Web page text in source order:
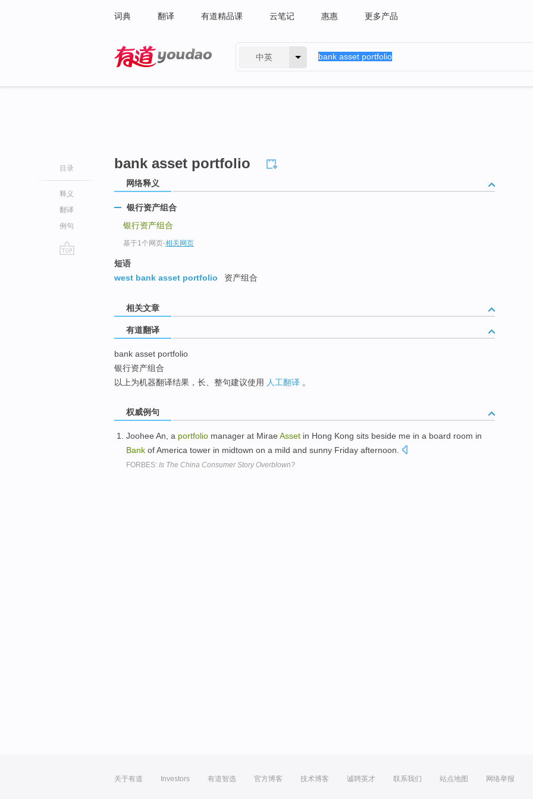
词典 翻译 有道精品课 云笔记 惠惠 更多产品
中英
目录
释义
翻译
例句
bank asset portfolio
网络释义
银行资产组合
银行资产组合
基于1个网页-相关网页
短语
west bank asset portfolio
资产组合
相关文章
有道翻译
bank asset portfolio
银行资产组合
以上为机器翻译结果，长、整句建议使用 人工翻译 。
权威例句
Joohee An, a portfolio manager at Mirae Asset in Hong Kong sits beside me in a board room in
Bank of America tower in midtown on a mild and sunny Friday afternoon.
FORBES: Is The China Consumer Story Overblown?
关于有道 Investors 有道智选 官方博客 技术博客 诚聘英才 联系我们 站点地图 网络举报